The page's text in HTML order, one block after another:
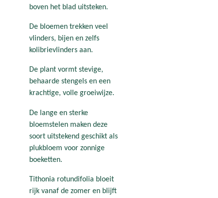
boven het blad uitsteken.
De bloemen trekken veel
vlinders, bijen en zelfs
kolibrievlinders aan.
De plant vormt stevige,
behaarde stengels en een
krachtige, volle groeiwijze.
De lange en sterke
bloemstelen maken deze
soort uitstekend geschikt als
plukbloem voor zonnige
boeketten.
Tithonia rotundifolia bloeit
rijk vanaf de zomer en blijft